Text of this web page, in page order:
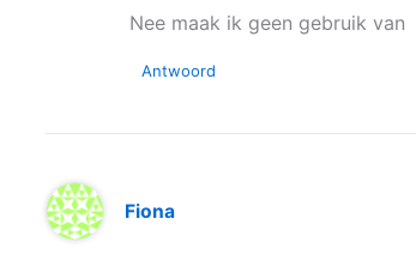
Nee maak ik geen gebruik van
Antwoord
Fiona